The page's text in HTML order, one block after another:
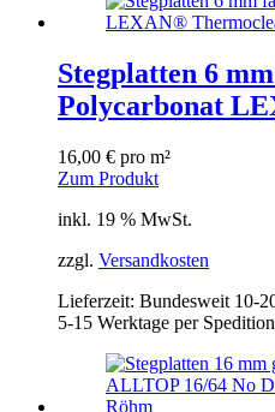
Stegplatten 6
Polycarbonat
16,00 € pro m²
Zum Produkt
inkl. 19 % MwSt.
zzgl. Versandkosten
Lieferzeit: Bundesweit 10-
5-15 Werktage per Spedition